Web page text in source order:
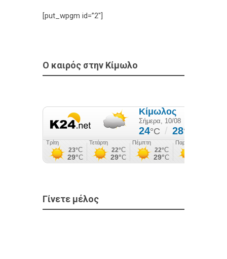
[put_wpgm id=”2″]
Ο καιρός στην Κίμωλο
Γίνετε μέλος